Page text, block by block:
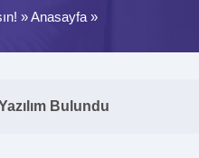
»Anasayfa »
Bulundu